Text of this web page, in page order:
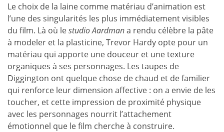
Le choix de la laine comme matériau d’animation est
l’une des singularités les plus immédiatement visibles
du film. Là où lestudio Aardmana rendu célèbre la pâte
à modeler et la plasticine, Trevor Hardy opte pour un
matériau qui apporte une douceur et une texture
organiques à ses personnages. Les taupes de
Diggington ont quelque chose de chaud et de familier
qui renforce leur dimension affective : on a envie de les
toucher, et cette impression de proximité physique
avec les personnages nourrit l’attachement
émotionnel que le film cherche à construire.